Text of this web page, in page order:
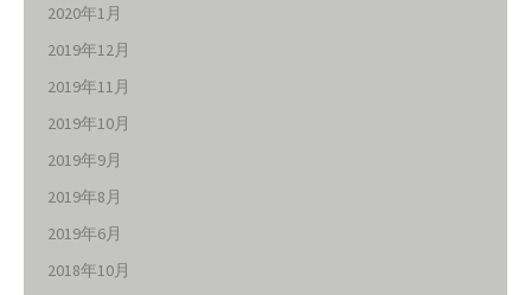
2020年1月
2019年12月
2019年11月
2019年10月
2019年9月
2019年8月
2019年6月
2018年10月